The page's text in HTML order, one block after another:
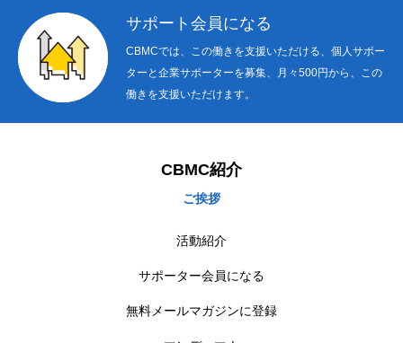
サポート会員になる
CBMCでは、この働きを支援いただける、個人サポー
ターと企業サポーターを募集、月々500円から、この
働きを支援いただけます。
CBMC紹介
ご挨拶
活動紹介
サポーター会員になる
無料メールマガジンに登録